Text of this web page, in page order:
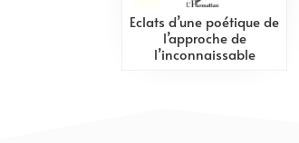
Eclats d’une poétique de
l’approche de
l’inconnaissable